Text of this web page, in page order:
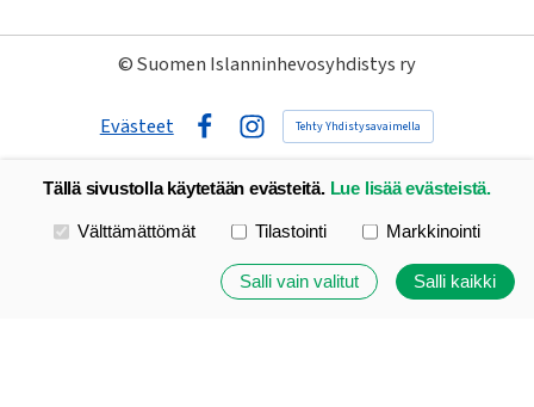
©Suomen Islanninhevosyhdistys ry
Evästeet
Tehty Yhdistysavaimella
Tällä sivustolla käytetään evästeitä. Lue lisää evästeistä.
Valitse käytettävät evästeet
Välttämättömät Tilastointi Markkinointi
Salli vain valitut Salli kaikki